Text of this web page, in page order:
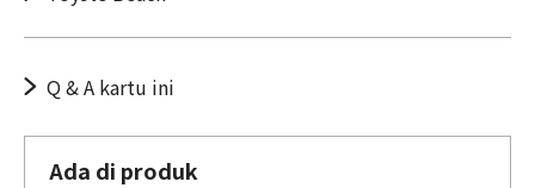
Q & A kartu ini
Ada di produk